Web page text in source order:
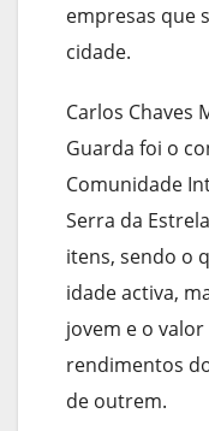
empresas que
cidade.
Carlos Chaves
Guarda foi o
Comunidade
Serra da
itens, sendo o
idade activa,
jovem e o
rendimentos
de outrem.